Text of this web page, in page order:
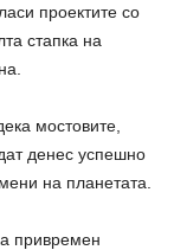
проектите со
стапка на
мостовите,
денес успешно
на планетата.
привремен